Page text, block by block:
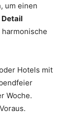
um einen
Detail
Hotels mit
Woche.